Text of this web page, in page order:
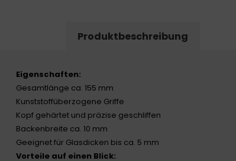
Produktbeschreibung
Eigenschaften:
Gesamtlänge ca. 155 mm
Kunststoffüberzogene Griffe
Kopf gehärtet und präzise geschliffen
Backenbreite ca. 10 mm
Geeignet für Glasdicken bis ca. 5 mm
Vorteile auf einen Blick: